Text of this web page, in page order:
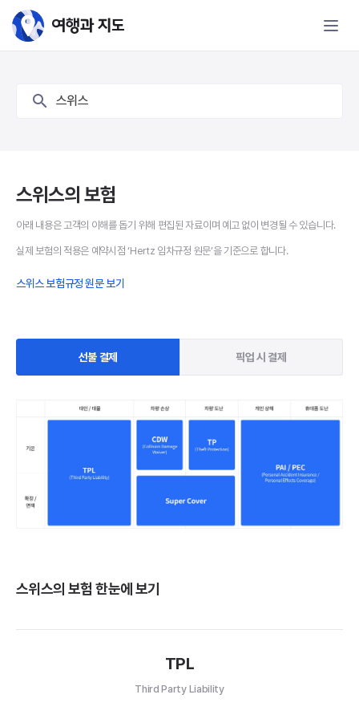
스위스 보험 - 여행과 지도
스위스
스위스의 보험
아래 내용은 고객의 이해를 돕기 위해 편집된 자료이며 예고 없이 변경될 수 있습니다.
실제 보험의 적용은 예약시점 ‘Hertz 임차규정 원문’을 기준으로 합니다.
스위스 보험규정 원문 보기
선불 결제 픽업 시 결제
스위스의 보험 한눈에 보기
TPL
Third Party Liability